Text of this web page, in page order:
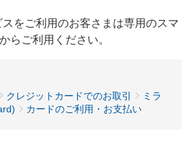
をご利用のお客さまは専用のスマ
らご利用ください。
クレジットカードでのお取引
ミラ
カードのご利用・お支払い